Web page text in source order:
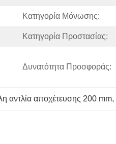
Κατηγορία Μόνωσης:
Κατηγορία Προστασίας:
Δυνατότητα Προσφοράς:
αντλία αποχέτευσης 200 mm,